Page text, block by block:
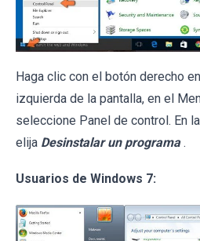
Haga clic con el botón derecho
izquierda de la pantalla, en el
seleccione Panel de control. En
elija Desinstalar un programa .
Usuarios de Windows 7: